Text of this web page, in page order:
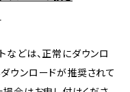
などは、正常にダウンロ
ウンロードが推奨されて